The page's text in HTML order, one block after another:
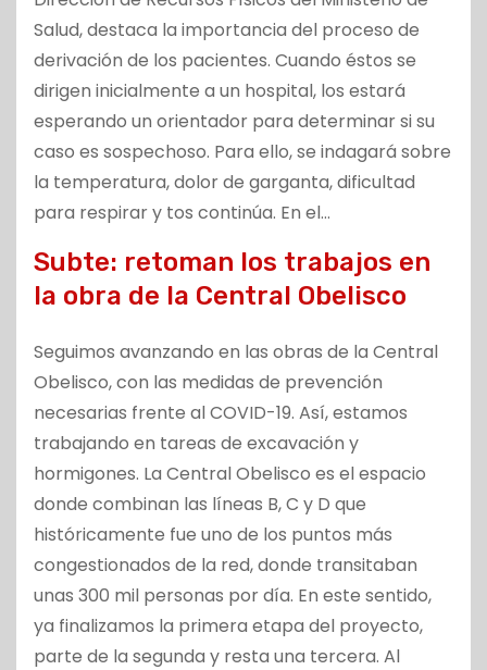
Salud, destaca la importancia del proceso de
derivación de los pacientes. Cuando éstos se
dirigen inicialmente a un hospital, los estará
esperando un orientador para determinar si su
caso es sospechoso. Para ello, se indagará sobre
la temperatura, dolor de garganta, dificultad
para respirar y tos continúa. En el…
Subte: retoman los trabajos en
la obra de la Central Obelisco
Seguimos avanzando en las obras de la Central
Obelisco, con las medidas de prevención
necesarias frente al COVID-19. Así, estamos
trabajando en tareas de excavación y
hormigones. La Central Obelisco es el espacio
donde combinan las líneas B, C y D que
históricamente fue uno de los puntos más
congestionados de la red, donde transitaban
unas 300 mil personas por día. En este sentido,
ya finalizamos la primera etapa del proyecto,
parte de la segunda y resta una tercera. Al